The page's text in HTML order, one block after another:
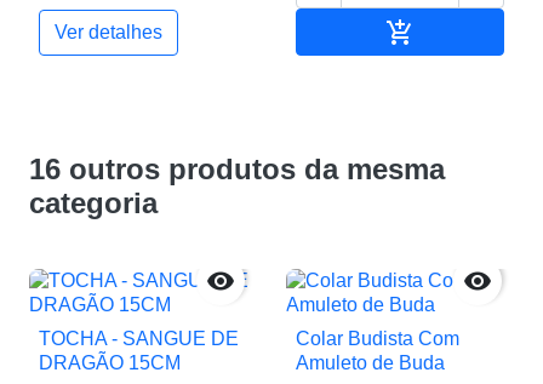
Ver detalhes 
16 outros produtos da mesma
categoria

TOCHA - SANGUE DE
DRAGÃO 15CM

Colar Budista Com
Amuleto de Buda